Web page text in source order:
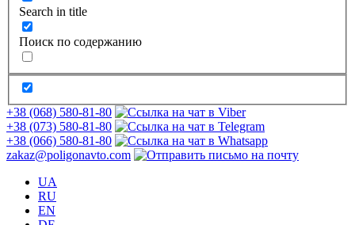
Search in title
Поиск по содержанию
+38 (068) 580-81-80
+38 (073) 580-81-80
+38 (066) 580-81-80
zakaz@poligonavto.com
UA
RU
EN